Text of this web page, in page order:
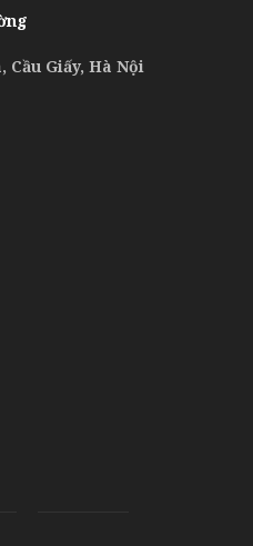
Giấy, Hà Nội